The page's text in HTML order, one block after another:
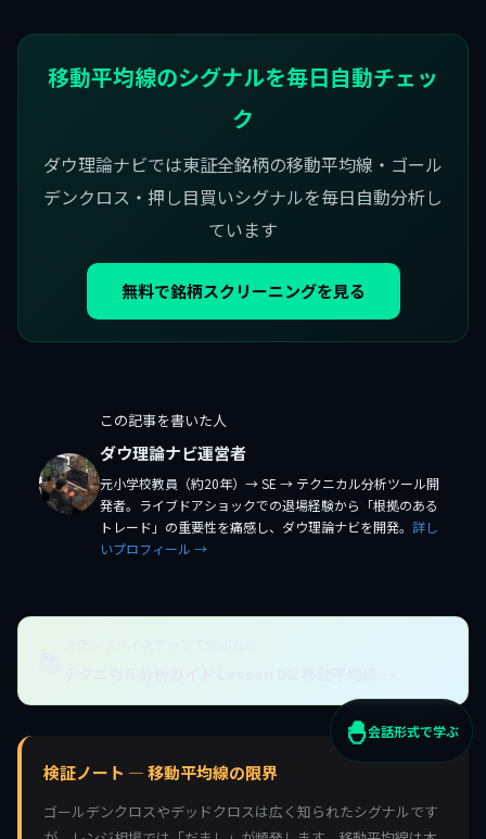
移動平均線のシグナルを毎日自動チェッ
ク
ダウ理論ナビでは東証全銘柄の移動平均線・ゴール
デンクロス・押し目買いシグナルを毎日自動分析し
ています
無料で銘柄スクリーニングを見る
この記事を書いた人
ダウ理論ナビ運営者
元小学校教員（約20年）→ SE → テクニカル分析ツール開
発者。ライブドアショックでの退場経験から「根拠のある
トレード」の重要性を痛感し、ダウ理論ナビを開発。 詳し
いプロフィール →
検証ノート — 移動平均線の限界
ゴールデンクロスやデッドクロスは広く知られたシグナルです
🐣会話形式で学ぶ